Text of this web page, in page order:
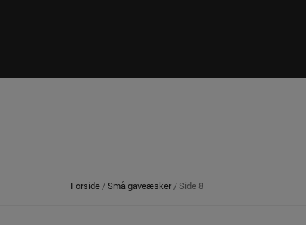
Forside /Små gaveæsker / Side 8